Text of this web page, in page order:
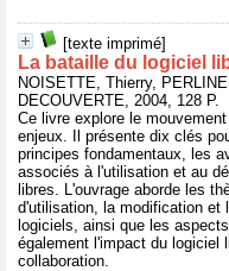
[texte imprimé]
La bataille du logiciel
NOISETTE, Thierry,
DECOUVERTE, 2004, 128 P.
Ce livre explore le
enjeux. Il présente dix clés
principes fondamentaux, les
associés à l'utilisation et au
libres. L'ouvrage aborde les
d'utilisation, la modification et
logiciels, ainsi que les
également l'impact du logiciel
collaboration.